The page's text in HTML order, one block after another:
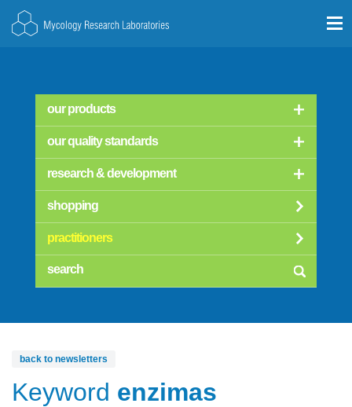
our products
our quality standards
research & development
shopping
practitioners
Keyword enzimas
back to newsletters